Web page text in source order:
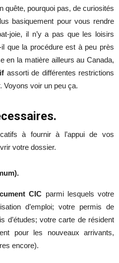
quête, pourquoi pas, de curiosités
basiquement pour vous rendre
joie, il n’y a pas que les loisirs
que la procédure est à peu près
en la matière ailleurs au Canada,
assorti de différentes restrictions
Voyons voir un peu ça.
à fournir à l’appui de vos
votre dossier.
CIC parmi lesquels votre
d’emploi; votre permis de
d’études; votre carte de résident
pour les nouveaux arrivants,
encore).